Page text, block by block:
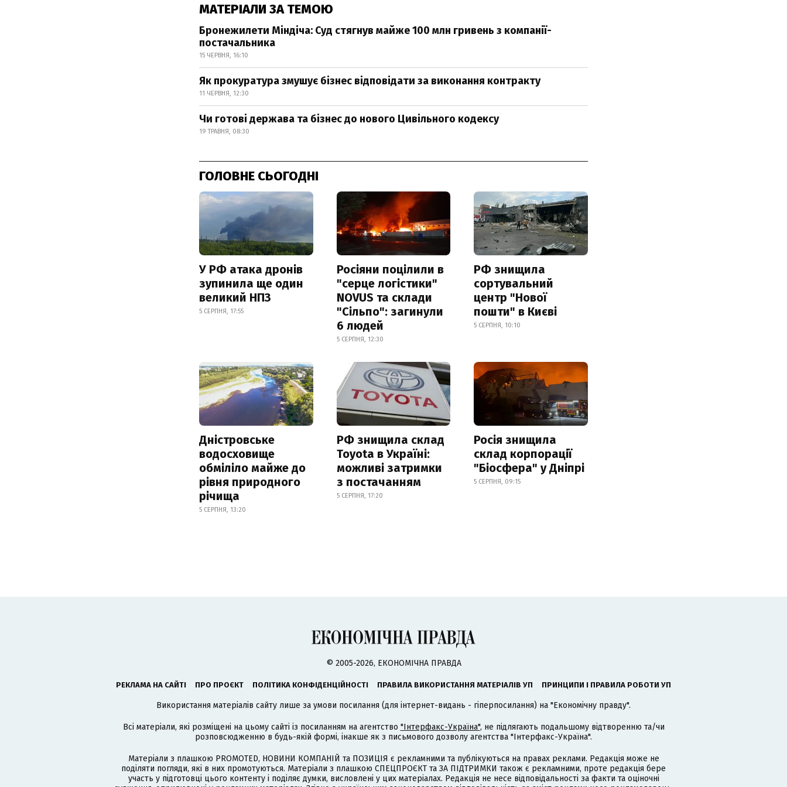
МАТЕРІАЛИ ЗА ТЕМОЮ
Бронежилети Міндіча: Суд стягнув майже 100 млн гривень з компанії-
постачальника
15 ЧЕРВНЯ, 16:10
Як прокуратура змушує бізнес відповідати за виконання контракту
11 ЧЕРВНЯ, 12:30
Чи готові держава та бізнес до нового Цивільного кодексу
19 ТРАВНЯ, 08:30
ГОЛОВНЕ СЬОГОДНІ
У РФ атака дронів
зупинила ще один
великий НПЗ
5 СЕРПНЯ, 17:55
Росіяни поцілили в
"серце логістики"
NOVUS та склади
"Сільпо": загинули
6 людей
5 СЕРПНЯ, 12:30
РФ знищила
сортувальний
центр "Нової
пошти" в Києві
5 СЕРПНЯ, 10:10
Дністровське
водосховище
обміліло майже до
рівня природного
річища
5 СЕРПНЯ, 13:20
РФ знищила склад
Toyota в Україні:
можливі затримки
з постачанням
5 СЕРПНЯ, 17:20
Росія знищила
склад корпорації
"Біосфера" у Дніпрі
5 СЕРПНЯ, 09:15
© 2005-2026, ЕКОНОМІЧНА ПРАВДА
РЕКЛАМА НА САЙТІ ПРО ПРОЄКТ ПОЛІТИКА КОНФІДЕНЦІЙНОСТІ ПРАВИЛА ВИКОРИСТАННЯ МАТЕРІАЛІВ УП ПРИНЦИПИ І ПРАВИЛА РОБОТИ УП
Використання матеріалів сайту лише за умови посилання (для інтернет-видань - гіперпосилання) на "Економічну правду".
Всі матеріали, які розміщені на цьому сайті із посиланням на агентство "Інтерфакс-Україна", не підлягають подальшому відтворенню та/чи
розповсюдженню в будь-якій формі, інакше як з письмового дозволу агентства "Інтерфакс-Україна".
Матеріали з плашкою PROMOTED, НОВИНИ КОМПАНІЙ та ПОЗИЦІЯ є рекламними та публікуються на правах реклами. Редакція може не
поділяти погляди, які в них промотуються. Матеріали з плашкою СПЕЦПРОЄКТ та ЗА ПІДТРИМКИ також є рекламними, проте редакція бере
участь у підготовці цього контенту і поділяє думки, висловлені у цих матеріалах. Редакція не несе відповідальності за факти та оціночні